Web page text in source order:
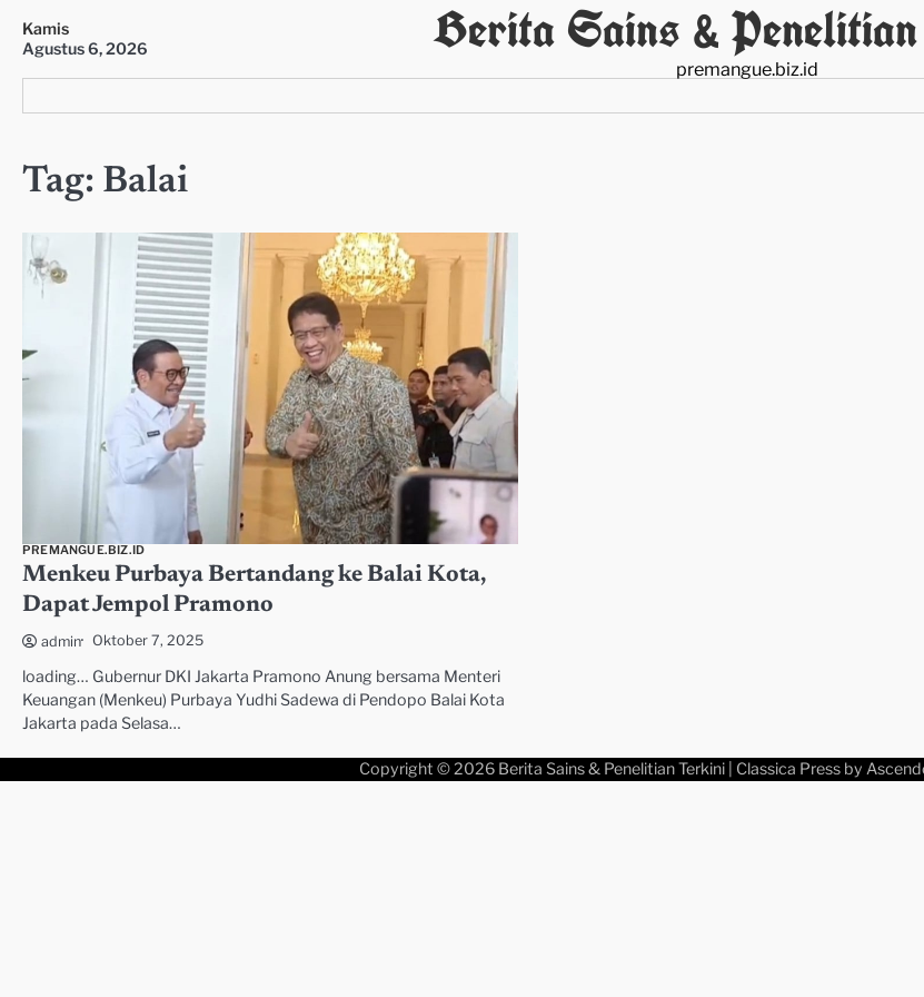
content
Kamis
Agustus 6, 2026
Berita Sains &
premangue.biz.id
Tag: Balai
PREMANGUE.BIZ.ID
Menkeu Purbaya Bertandang ke Balai Kota,
Dapat Jempol Pramono
admin Oktober 7, 2025
loading… Gubernur DKI Jakarta Pramono Anung bersama Menteri
Keuangan (Menkeu) Purbaya Yudhi Sadewa di Pendopo Balai Kota
Jakarta pada Selasa…
Copyright © 2026 Berita Sains & Penelitian Terkini | Classica Press by